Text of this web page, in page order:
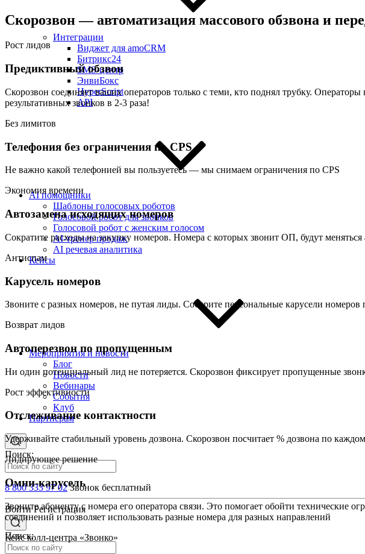
Интеграции
Виджет для amoCRM
Битрикс24
SMS-центр
ЭнвиБокс
HyperScript
API
AI помощники
Шаблоны голосовых роботов
Голосовой робот для звонков
Голосовой робот с женским голосом
AI-тренер продаж
AI речевая аналитика
Кейсы
Мероприятия и новости
Блог
Новости
Вебинары
События
Клуб
Партнёрам
Поиск:
8 800 333 97 02 Звонок бесплатный
Войти Регистрация
Поиск:
Скорозвон — автоматизация массового обзвона и
Рост лидов
Предиктивный обзвон
Скорозвон соединяет ваших операторов только с теми, кто поднял трубку.
результативных звонков в 2-3 раза!
Без лимитов
Телефония без ограничения по CPS
Не важно какой телефонией вы пользуетесь — мы снимаем ограничения по CPS
Экономия времени
Автозамена исходящих номеров
Сократите расходы на закупку номеров. Номера с которых звонит ОП, будут
Антиспам
Карусель номеров
Звоните с разных номеров, не путая лиды. Соберите персональные карусели
Возврат лидов
Автоперезвон по пропущенным
Ни один потенциальный лид не потеряется. Скорозвон фиксирует пропущенные
Рост эффективности
Отслеживание контактности
Удерживайте стабильный уровень дозвона. Скорозвон посчитает % дозвона по
Лидирующее решение
Омни-карусель
Звоните абоненту с номера его оператора связи. Это помогает обойти технические
соединений и позволяет использовать разные номера для разных направлений
Кейс колл-центра «Звонко»